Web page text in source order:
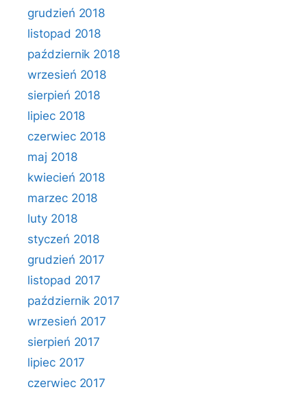
grudzień 2018
listopad 2018
październik 2018
wrzesień 2018
sierpień 2018
lipiec 2018
czerwiec 2018
maj 2018
kwiecień 2018
marzec 2018
luty 2018
styczeń 2018
grudzień 2017
listopad 2017
październik 2017
wrzesień 2017
sierpień 2017
lipiec 2017
czerwiec 2017